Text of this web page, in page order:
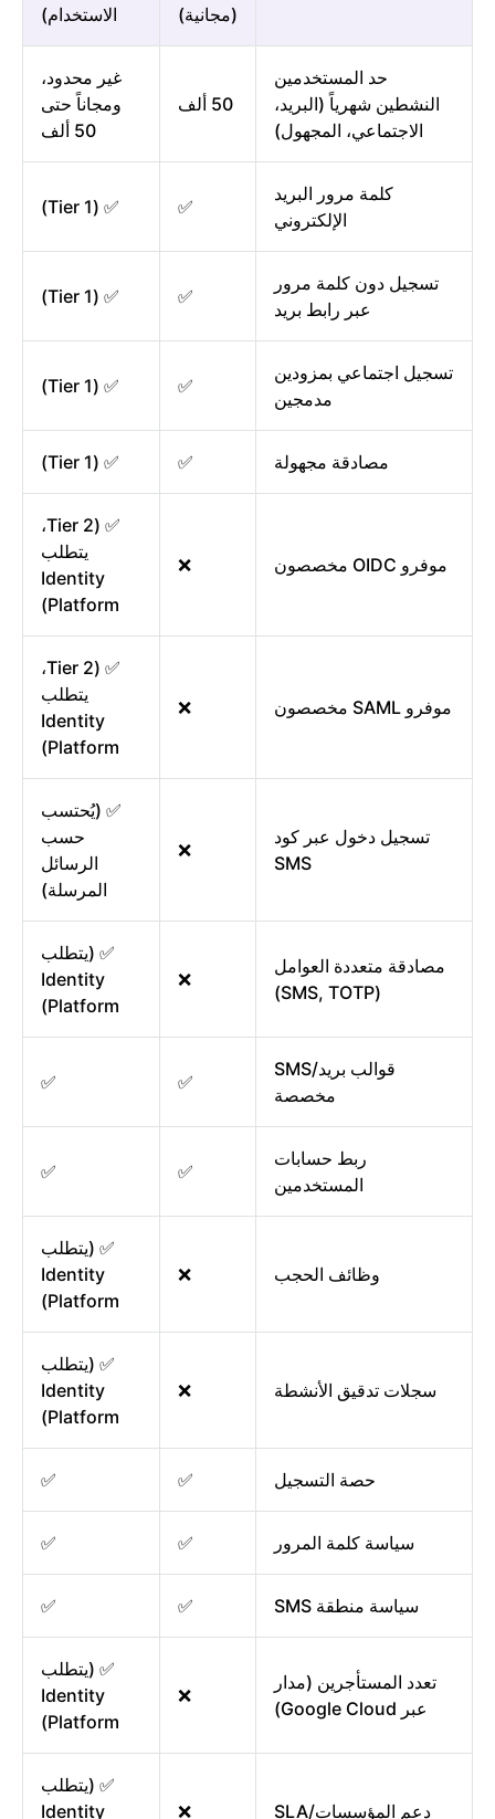
(مجانية)
الاستخدام)
حد المستخدمين
النشطين شهرياً (البريد،
الاجتماعي، المجهول)
50 ألف
غير محدود،
ومجاناً حتى
50 ألف
كلمة مرور البريد
الإلكتروني
✅
✅ (Tier 1)
تسجيل دون كلمة مرور
عبر رابط بريد
✅
✅ (Tier 1)
تسجيل اجتماعي بمزودين
مدمجين
✅
✅ (Tier 1)
مصادقة مجهولة ✅
✅ (Tier 1)
موفرو OIDC مخصصون ❌
✅ (Tier 2،
يتطلب
Identity
Platform)
موفرو SAML مخصصون ❌
✅ (Tier 2،
يتطلب
Identity
Platform)
تسجيل دخول عبر كود
SMS
❌
✅ (يُحتسب
حسب
الرسائل
المرسلة)
مصادقة متعددة العوامل
(SMS, TOTP)
❌
✅ (يتطلب
Identity
Platform)
قوالب بريد/SMS
مخصصة
✅
✅
ربط حسابات
المستخدمين
✅
✅
وظائف الحجب ❌
✅ (يتطلب
Identity
Platform)
سجلات تدقيق الأنشطة ❌
✅ (يتطلب
Identity
Platform)
حصة التسجيل ✅
✅
سياسة كلمة المرور ✅
✅
سياسة منطقة SMS ✅
✅
تعدد المستأجرين (مدار
عبر Google Cloud)
❌
✅ (يتطلب
Identity
Platform)
دعم المؤسسات/SLA ❌
✅ (يتطلب
Identity